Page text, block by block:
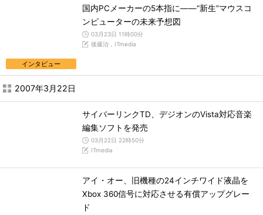
インタビュー
国内PCメーカーの5本指に――“新生”マウスコ
ンピューターの未来予想図
03月23日 11時00分
後藤治，ITmedia
2007年3月22日
サイバーリンクTD、デジオンのVista対応音楽
編集ソフトを発売
03月22日 22時50分
ITmedia
アイ・オー、旧機種の24インチワイド液晶を
Xbox 360信号に対応させる有償アップグレー
ド